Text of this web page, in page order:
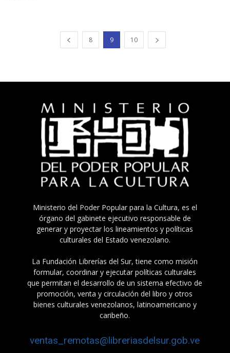
8 9 10
Ministerio del Poder Popular para la Cultura, es el
órgano del gabinete ejecutivo responsable de
generar y proyectar los lineamientos y políticas
culturales del Estado venezolano.
La Fundación Librerías del Sur, tiene como misión
formular, coordinar y ejecutar políticas culturales
que permitan el desarrollo de un sistema efectivo de
promoción, venta y circulación del libro y otros
bienes culturales venezolanos, latinoamericano y
caribeño.
ventas_remotas@libreriasdelsur.gob.ve